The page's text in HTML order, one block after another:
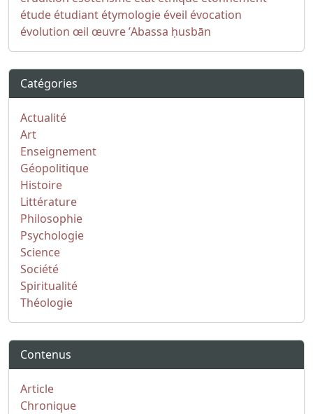
étude étudiant étymologie éveil évocation
évolution œil œuvreʼAbassa ḥusbān
Catégories
Actualité
Art
Enseignement
Géopolitique
Histoire
Littérature
Philosophie
Psychologie
Science
Société
Spiritualité
Théologie
Contenus
Article
Chronique